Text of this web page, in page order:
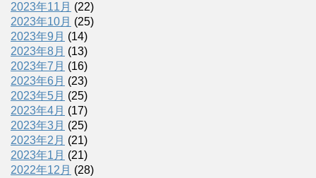
2023年11月 (22)
2023年10月 (25)
2023年9月 (14)
2023年8月 (13)
2023年7月 (16)
2023年6月 (23)
2023年5月 (25)
2023年4月 (17)
2023年3月 (25)
2023年2月 (21)
2023年1月 (21)
2022年12月 (28)